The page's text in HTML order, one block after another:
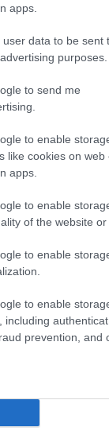
apps.
user data to be sent
purposes.
to send me
to enable
like cookies on web
apps.
to enable
of the website or
to enable
to enable
including
prevention, and
2025: le guide